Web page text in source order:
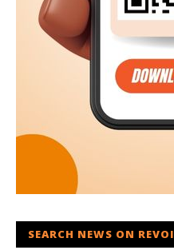
SEARCH NEWS ON REVOI